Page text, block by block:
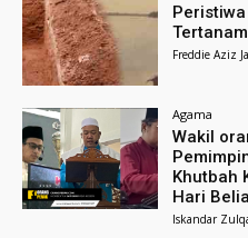
Freddie Aziz
Agama
Wakil
Khutbah
Hari Belia
Iskandar